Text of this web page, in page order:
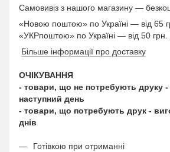
Самовивіз з нашого магазину —
«Новою поштою» по Україні — від 65
«УКРпоштою» по Україні — від 50 грн.
Більше інформації про доставку
ОЧІКУВАННЯ
- товари, що не потребують друку -
наступний день
- товари, що потребують друк -
днів
Готівкою при отриманні